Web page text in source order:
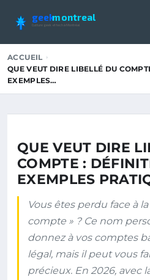
geekmontreal
Culture geek et tech à Montréal
ACCUEIL
QUE VEUT DIRE LIBELLÉ DU
EXEMPLES…
QUE VEUT DIRE
COMPTE :
EXEMPLES
Vous êtes perdu face à
compte » ? Ce nom
donnez à vos comptes
légal, mais il peut vous
précieux. En 2026, avec